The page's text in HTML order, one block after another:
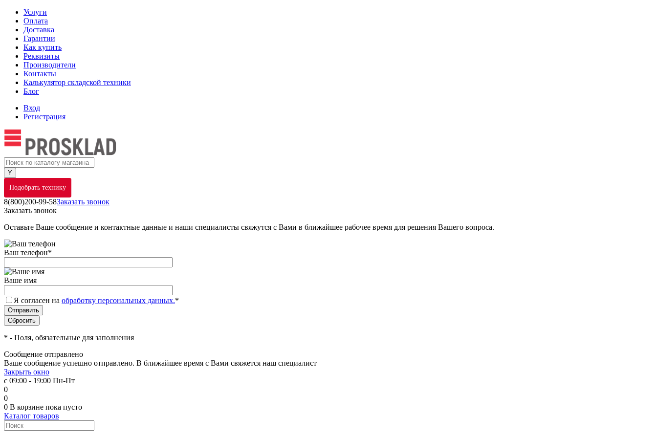
Услуги
Оплата
Доставка
Гарантии
Как купить
Реквизиты
Производители
Контакты
Калькулятор складской техники
Блог
Вход
Регистрация
Подобрать технику
8(800)200-99-58Заказать звонок
Заказать звонок
Оставьте Ваше сообщение и контактные данные и наши специалисты свяжутся с Вами в ближайшее рабочее время для решения Вашего вопроса.
Ваш телефон*
Ваше имя
Я согласен на обработку персональных данных.*
* - Поля, обязательные для заполнения
Сообщение отправлено
Ваше сообщение успешно отправлено. В ближайшее время с Вами свяжется наш специалист
Закрыть окно
с 09:00 - 19:00 Пн-Пт
0
0
0 В корзине пока пусто
Каталог товаров